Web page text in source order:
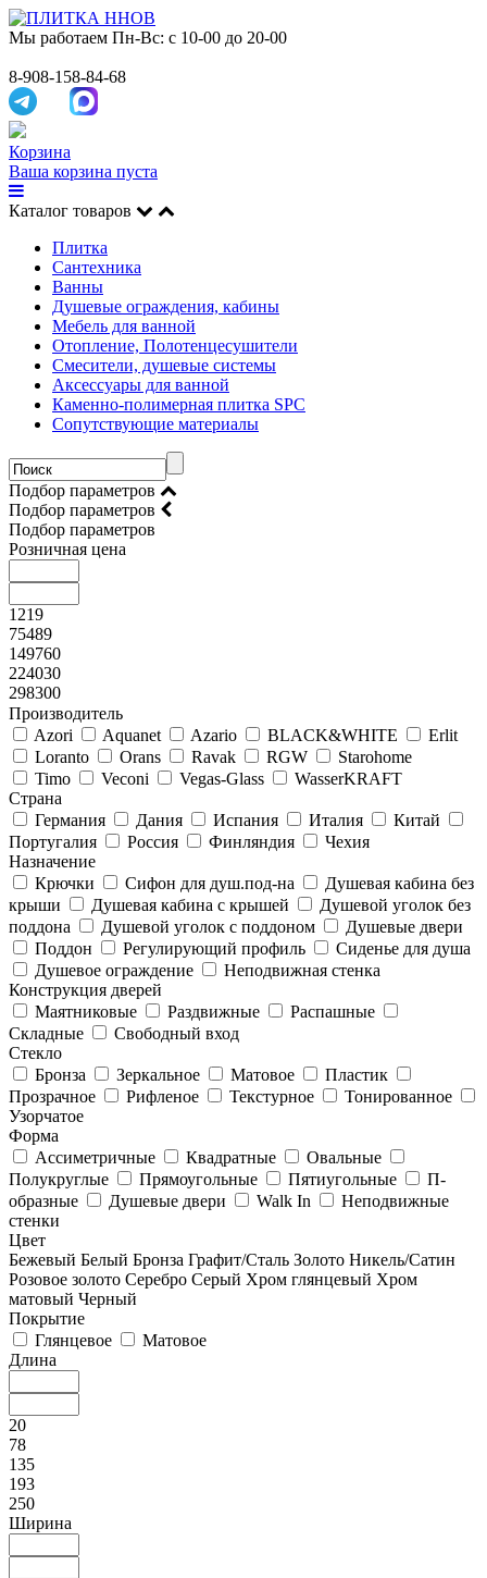
Мы работаем Пн-Вс: с 10-00 до 20-00
8-908-158-84-68
Корзина
Ваша корзина пуста
Каталог товаров
Плитка
Сантехника
Ванны
Душевые ограждения, кабины
Мебель для ванной
Отопление, Полотенцесушители
Смесители, душевые системы
Аксессуары для ванной
Каменно-полимерная плитка SPC
Сопутствующие материалы
Подбор параметров
Подбор параметров
Подбор параметров
Розничная цена
1219
75489
149760
224030
298300
Производитель
Azori
Aquanet Azario BLACK&WHITE
Erlit
Loranto
Orans Ravak RGW
Starohome
Timo
Veconi Vegas-Glass
WasserKRAFT
Страна
Германия
Дания Испания Италия
Китай
Португалия
Россия Финляндия
Чехия
Назначение
Крючки
Сифон для душ.под-на
Душевая кабина без
крыши
Душевая кабина с крышей
Душевой уголок без
поддона
Душевой уголок с поддоном
Душевые двери
Поддон
Регулирующий профиль
Сиденье для душа
Душевое ограждение
Неподвижная стенка
Конструкция дверей
Маятниковые
Раздвижные
Распашные
Складные
Свободный вход
Стекло
Бронза
Зеркальное Матовое
Пластик
Прозрачное
Рифленое Текстурное
Тонированное
Узорчатое
Форма
Ассиметричные
Квадратные
Овальные
Полукруглые
Прямоугольные Пятиугольные
П-
образные
Душевые двери Walk In
Неподвижные
стенки
Цвет
Бежевый Белый Бронза Графит/Сталь Золото Никель/Сатин
Розовое золото Серебро Серый Хром глянцевый Хром
матовый Черный
Покрытие
Глянцевое
Матовое
Длина
20
78
135
193
250
Ширина